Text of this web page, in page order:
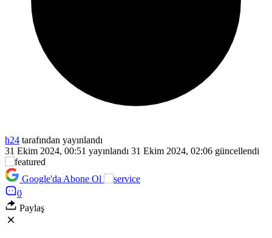
h24 tarafından yayınlandı
31 Ekim 2024, 00:51 yayınlandı 31 Ekim 2024, 02:06 güncellendi
Google'da Abone Ol
0
Paylaş